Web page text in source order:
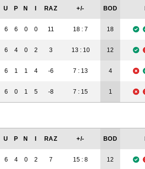
U P N RAZ +/- BOD
6 6 0 0 11 18 : 7 18
6 4 0 2 3 13 : 10 12
6 1 1 4 -6 7 : 13 4
6 0 1 5 -8 7 : 15 1
U P N RAZ +/- BOD
6 4 0 2 7 15 : 8 12